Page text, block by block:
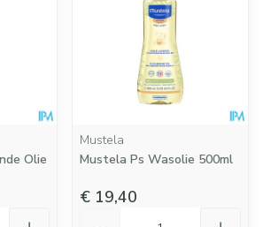
Olie
Mustela
Mustela Ps Wasolie 500ml
€ 19,40